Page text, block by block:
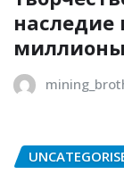
миллионы